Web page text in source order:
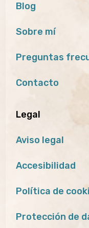
Blog
Sobre mí
Preguntas
Contacto
Legal
Aviso legal
Accesibilidad
Política de
Protección de